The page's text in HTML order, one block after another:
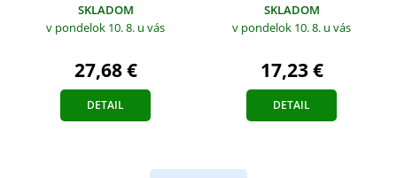
SKLADOM
v pondelok 10. 8. u vás
27,68 €
DETAIL
SKLADOM
v pondelok 10. 8. u vás
17,23 €
DETAIL